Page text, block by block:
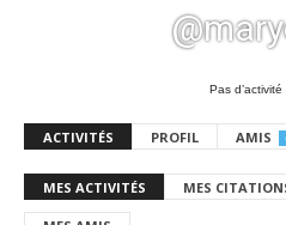
Pas
ACTIVITÉS PROFIL AMIS
MES ACTIVITÉS MES